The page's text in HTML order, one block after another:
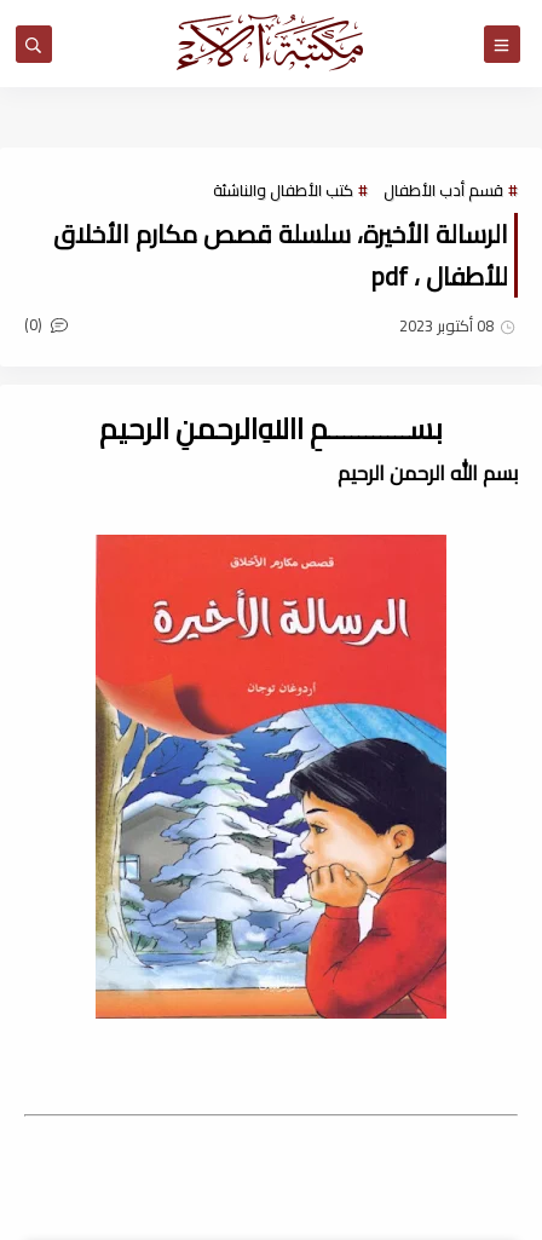
قسم أدب الأطفال كتب الأطفال والناشئة
الرسالة الأخيرة، سلسلة قصص مكارم الأخلاق
للأطفال ، pdf
08 أكتوبر 2023 (0)
بســـــــــــمِ اﷲِالرحمنِ الرحيم
بسم الله الرحمن الرحيم